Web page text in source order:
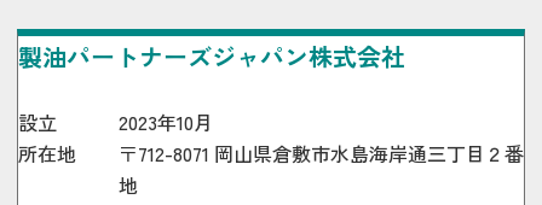
製油パートナーズジャパン株式会社
設立
2023年10月
所在地
〒712-8071 岡山県倉敷市水島海岸通三丁目２番
地